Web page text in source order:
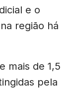
e o
região há
mais de 1,5
pela